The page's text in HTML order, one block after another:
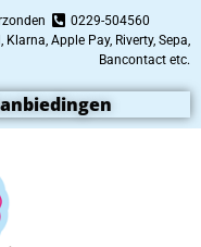
0229-504560
Apple Pay, Riverty, Sepa,
Bancontact etc.